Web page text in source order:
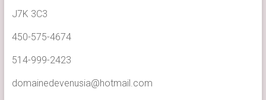
J7K 3C3
450-575-4674
514-999-2423
domainedevenusia@hotmail.com